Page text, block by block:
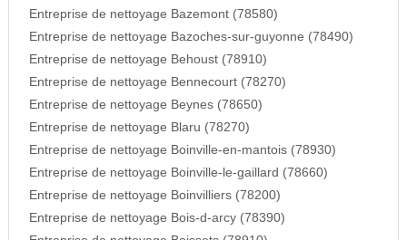
Entreprise de nettoyage Bazemont (78580)
Entreprise de nettoyage Bazoches-sur-guyonne (78490)
Entreprise de nettoyage Behoust (78910)
Entreprise de nettoyage Bennecourt (78270)
Entreprise de nettoyage Beynes (78650)
Entreprise de nettoyage Blaru (78270)
Entreprise de nettoyage Boinville-en-mantois (78930)
Entreprise de nettoyage Boinville-le-gaillard (78660)
Entreprise de nettoyage Boinvilliers (78200)
Entreprise de nettoyage Bois-d-arcy (78390)